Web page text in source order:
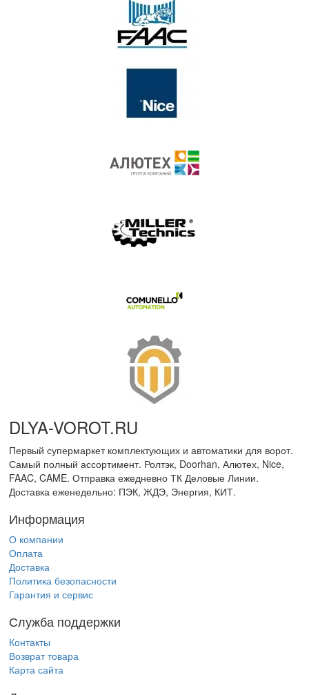
DLYA-VOROT.RU
Первый супермаркет комплектующих и автоматики для ворот.
Самый полный ассортимент. Ролтэк, Doorhan, Алютех, Nice,
FAAC, CAME. Отправка ежедневно ТК Деловые Линии.
Доставка еженедельно: ПЭК, ЖДЭ, Энергия, КИТ.
Информация
О компании
Оплата
Доставка
Политика безопасности
Гарантия и сервис
Служба поддержки
Контакты
Возврат товара
Карта сайта